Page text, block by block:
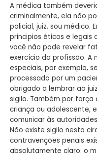
A médica também
criminalmente, ela não
policial, juiz, sou médico.
principios éticos e legais
você não pode revelar
exercício da profissão. A
especiais, por exemplo,
processado por um
obrigado a lembrar ao
sigilo. Também por força
criança ou adolescente,
comunicar às
Não existe sigilo nesta
contravenções penais
absolutamente claro: o